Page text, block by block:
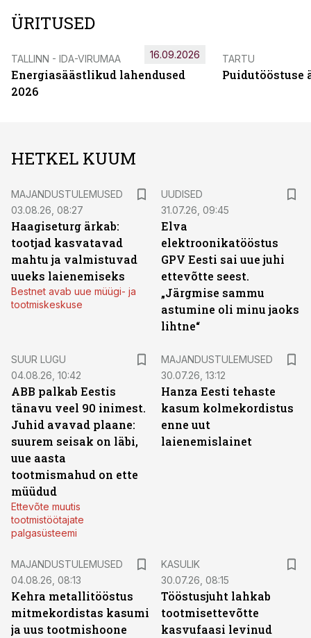
ÜRITUSED
TALLINN - IDA-VIRUMAA
Energiasäästlikud lahendused
2026
16.09.2026 TARTU
Puidutööstuse
HETKEL KUUM
MAJANDUSTULEMUSED
03.08.26, 08:27
Haagiseturg ärkab:
tootjad kasvatavad
mahtu ja valmistuvad
uueks laienemiseks
Bestnet avab uue müügi- ja
tootmiskeskuse
UUDISED
31.07.26, 09:45
Elva
elektroonikatööstus
GPV Eesti sai uue juhi
ettevõtte seest.
„Järgmise sammu
astumine oli minu jaoks
lihtne“
SUUR LUGU
04.08.26, 10:42
ABB palkab Eestis
tänavu veel 90 inimest.
Juhid avavad plaane:
suurem seisak on läbi,
uue aasta
tootmismahud on ette
müüdud
Ettevõte muutis
tootmistöötajate
palgasüsteemi
MAJANDUSTULEMUSED
30.07.26, 13:12
Hanza Eesti tehaste
kasum kolmekordistus
enne uut
laienemislainet
MAJANDUSTULEMUSED
04.08.26, 08:13
Kehra metallitööstus
mitmekordistas kasumi
ja uus tootmishoone
KASULIK
30.07.26, 08:15
Tööstusjuht lahkab
tootmisettevõtte
kasvufaasi levinud